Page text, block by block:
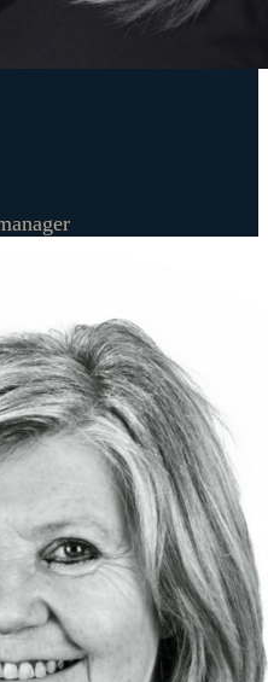
die het
op historische